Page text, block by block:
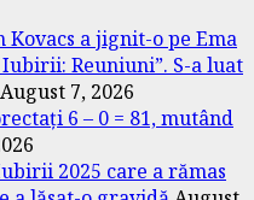
a jignit-o pe Ema
Reuniuni”. S-a luat
August 7, 2026
6 – 0 = 81, mutând
2025 care a rămas